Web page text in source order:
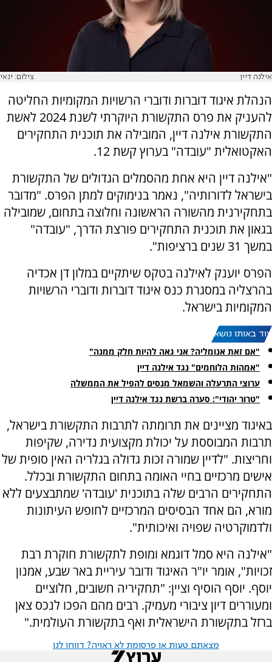
אילנה דיין צילום: ינאי
הנהלת איגוד דוברות ודוברי הרשויות המקומיות החליטה
להעניק את פרס התקשורת היוקרתי לשנת 2024 לאשת
התקשורת אילנה דיין, המובילה את תוכנית התחקירים
האקטואלית "עובדה" בערוץ קשת 12.
"אילנה דיין היא אחת מהסמלים הגדולים של התקשורת
בישראל לדורותיה", נאמר בנימוקים למתן הפרס. "מדובר
בתחקירנית מהשורה הראשונה וחלוצה בתחום, שמובילה
בגאון את תוכנית התחקירים פורצת הדרך, "עובדה"
במשך 31 שנים ברציפות".
הפרס יוענק לאילנה בטקס שיתקיים במלון דן אכדיה
בהרצליה במסגרת כנס איגוד דוברות ודוברי הרשויות
המקומיות בישראל.
עוד באותו נושא:
"אם זאת אנומליה? אני גאה להיות חלק ממנה"
"אמהות הלוחמים" נגד אילנה דיין
ערוצי התרעלה והשמאל מנסים להפיל את הממשלה
"טרור יהודי": סערה ברשת נגד אילנה דיין
באיגוד מציינים את תרומתה לתרבות התקשורת בישראל,
תרבות המבוססת על יכולת מקצועית נדירה, שקיפות
וחריצות. "לדיין שמורה זכות גדולה בגלריה האין סופית של
אישים מרכזיים בחיי האומה בתחום התקשורת ובכלל.
התחקירים הרבים שלה בתוכנית 'עובדה' שמתבצעים ללא
מורא, הם אחד הבסיסים המרכזיים לחופש העיתונות
ולדמוקרטיה שפויה ואיכותית".
"אילנה היא סמל דוגמא ומופת לתקשורת חוקרת רבת
זכויות", אומר יו"ר האיגוד ודובר עיריית באר שבע, אמנון
יוסף. יוסף הוסיף וציין: "תחקיריה חשובים, חלוציים
ומעוררים דיון ציבורי מעמיק. רבים מהם הפכו לנכס צאן
ברזל בתקשורת הישראלית ואף בתקשורת העולמית."
מצאתם טעות או פרסומת לא ראויה? דווחו לנו